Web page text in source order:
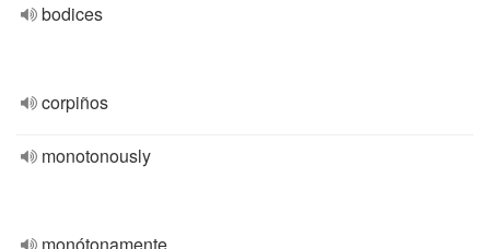
bodices
corpiños
monotonously